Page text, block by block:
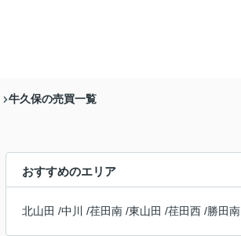
牛久保の売買一覧
おすすめのエリア
北山田 /中川 /荏田南 /東山田 /荏田西 /勝田南